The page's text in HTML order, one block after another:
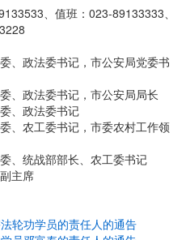
、值班：023-89133333、
、政法委书记，市公安局党委书
、政法委书记，市公安局局长
、政法委书记
、农工委书记，市委农村工作领
、统战部部长、农工委书记
主席
轮功学员的责任人的通告